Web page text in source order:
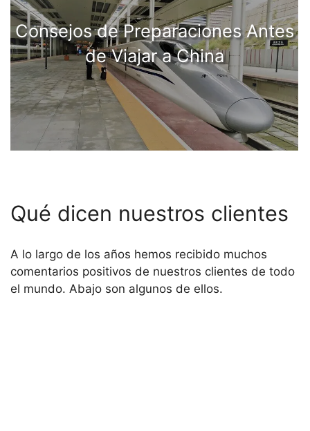
Consejos de Preparaciones Antes
de Viajar a China
Qué dicen nuestros clientes
A lo largo de los años hemos recibido muchos
comentarios positivos de nuestros clientes de todo
el mundo. Abajo son algunos de ellos.